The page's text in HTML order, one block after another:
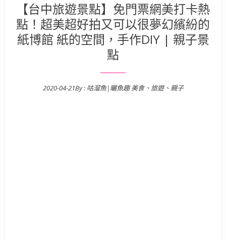
【台中旅遊景點】免門票網美打卡熱
點！超美超好拍又可以很夢幻繽紛的
紙博館 紙的空間，手作DIY | 親子景
點
Posted on
2020-04-21By : 咕溜魚|曬魚趣 美食、旅遊、親子